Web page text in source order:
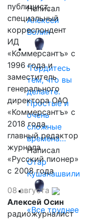
Написал
Алексей
Волин
"Гордитесь
тем, что вы
делаете.
Простые и
очень
сложные
времена…
Написал
Отар
Кушанашвили
«Все труднее
публицист,
специальный
корреспондент
ИД
«Коммерсантъ» с
1996 года и
заместитель
генерального
директора ОАО
«Коммерсантъ» с
2018 года,
главный редактор
журнала
«Русский пионер»
с 2008 года
08 августа
Алексей Осин
радиожурналист